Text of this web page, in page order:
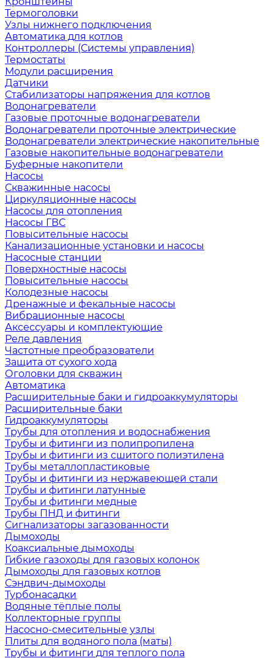
Термоголовки
Узлы нижнего подключения
Автоматика для котлов
Контроллеры (Системы управления)
Термостаты
Модули расширения
Датчики
Стабилизаторы напряжения для котлов
Водонагреватели
Газовые проточные водонагреватели
Водонагреватели проточные электрические
Водонагреватели электрические накопительные
Газовые накопительные водонагреватели
Буферные накопители
Насосы
Скважинные насосы
Циркуляционные насосы
Насосы для отопления
Насосы ГВС
Повысительные насосы
Канализационные установки и насосы
Насосные станции
Поверхностные насосы
Повысительные насосы
Колодезные насосы
Дренажные и фекальные насосы
Вибрационные насосы
Аксессуары и комплектующие
Реле давления
Частотные преобразователи
Защита от сухого хода
Оголовки для скважин
Автоматика
Расширительные баки и гидроаккумуляторы
Расширительные баки
Гидроаккумуляторы
Трубы для отопления и водоснабжения
Трубы и фитинги из полипропилена
Трубы и фитинги из сшитого полиэтилена
Трубы металлопластиковые
Трубы и фитинги из нержавеющей стали
Трубы и фитинги латунные
Трубы и фитинги медные
Трубы ПНД и фитинги
Сигнализаторы загазованности
Дымоходы
Коаксиальные дымоходы
Гибкие газоходы для газовых колонок
Дымоходы для газовых котлов
Сэндвич-дымоходы
Турбонасадки
Водяные тёплые полы
Коллекторные группы
Насосно-смесительные узлы
Плиты для водяного пола (маты)
Трубы и фитинги для теплого пола